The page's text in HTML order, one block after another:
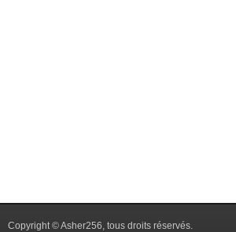
Copyright © Asher256, tous droits réservés.